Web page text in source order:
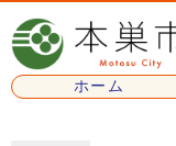
ページの先頭です
ホーム